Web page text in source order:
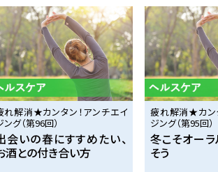
れ解消★カンタン！アンチエイ
ング（第96回）
会いの春にすすめたい、
酒との付き合い方
疲れ解消★カン
ジング（第95回）
冬こそオー
そう